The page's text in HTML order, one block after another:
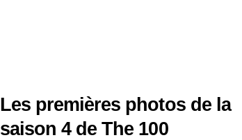
Les premières photos de la
saison 4 de The 100